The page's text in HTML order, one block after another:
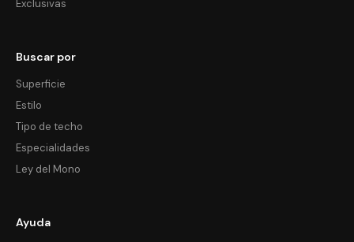
Exclusivas
Buscar por
Superficie
Estilo
Tipo de techo
Especialidades
Ley del Mono
Ayuda